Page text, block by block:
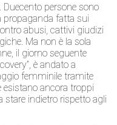
persone sono
propaganda fatta sui
abusi, cattivi giudizi
Ma non è la sola
il giorno seguente
è andato a
femminile tramite
ancora troppi
stare indietro rispetto agli